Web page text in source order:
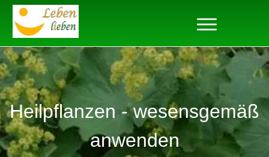
Heilpflanzen - wesensgemäß
anwenden